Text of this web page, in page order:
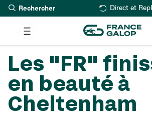
Aller
au
contenu
principal
Rechercher Direct et
Les "FR"
en beauté à
Cheltenham